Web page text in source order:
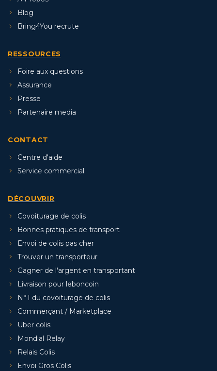
Blog
Bring4You recrute
RESSOURCES
Foire aux questions
Assurance
Presse
Partenaire media
CONTACT
Centre d'aide
Service commercial
DÉCOUVRIR
Covoiturage de colis
Bonnes pratiques de transport
Envoi de colis pas cher
Trouver un transporteur
Gagner de l'argent en transportant
Livraison pour leboncoin
N°1 du covoiturage de colis
Commerçant / Marketplace
Uber colis
Mondial Relay
Relais Colis
Envoi Gros Colis